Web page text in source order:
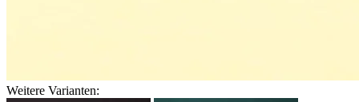
Weitere Varianten: